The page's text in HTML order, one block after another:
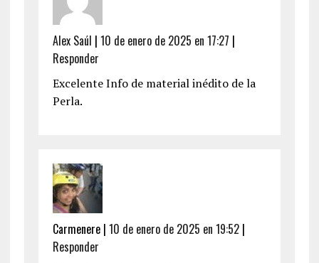
Alex Saúl | 10 de enero de 2025 en 17:27 |
Responder
Excelente Info de material inédito de la
Perla.
Carmenere| 10 de enero de 2025 en 19:52|
Responder